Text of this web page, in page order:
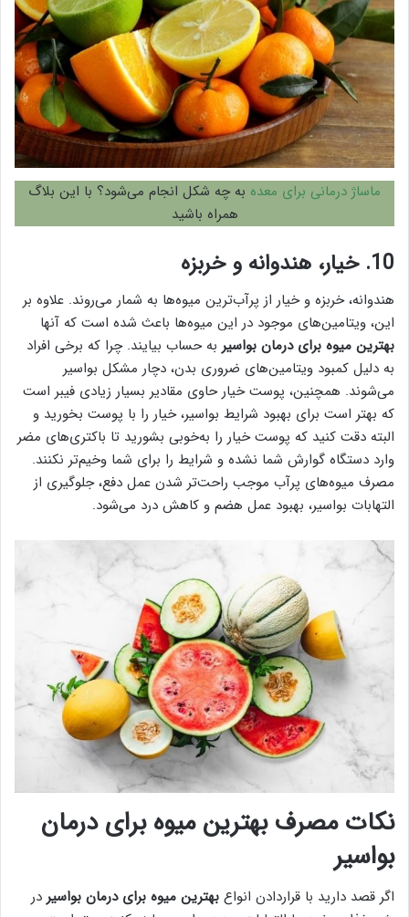
ماساژ درمانی برای معده به چه شکل انجام می‌شود؟ با این بلاگ
همراه باشید
10. خیار، هندوانه و خربزه
هندوانه، خربزه و خیار از پرآب‌ترین میوه‌ها به شمار می‌روند. علاوه بر
این، ویتامین‌های موجود در این میوه‌ها باعث شده است که آنها
بهترین میوه برای درمان بواسیر به حساب بیایند. چرا که برخی افراد
به دلیل کمبود ویتامین‌های ضروری بدن، دچار مشکل بواسیر
می‌شوند. همچنین، پوست خیار حاوی مقادیر بسیار زیادی فیبر است
که بهتر است برای بهبود شرایط بواسیر، خیار را با پوست بخورید و
البته دقت کنید که پوست خیار را به‌خوبی بشورید تا باکتری‌های مضر
وارد دستگاه گوارش شما نشده و شرایط را برای شما وخیم‌تر نکنند.
مصرف میوه‌های پرآب موجب راحت‌تر شدن عمل دفع، جلوگیری از
التهابات بواسیر، بهبود عمل هضم و کاهش درد می‌شود.
نکات مصرف بهترین میوه برای درمان
بواسیر
اگر قصد دارید با قراردادن انواع بهترین میوه برای درمان بواسیر در